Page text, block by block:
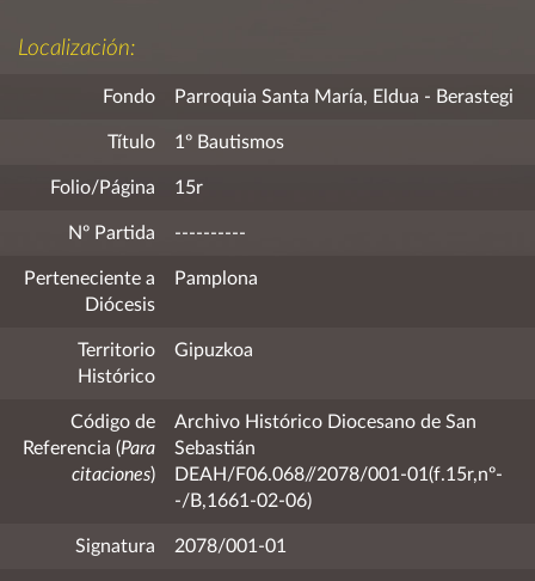
Localización:
Fondo Parroquia Santa María, Eldua - Berastegi
Título 1º Bautismos
Folio/Página 15r
Nº Partida ----------
Perteneciente a
Diócesis
Pamplona
Territorio
Histórico
Gipuzkoa
Código de
Referencia (Para
citaciones)
Archivo Histórico Diocesano de San
Sebastián
DEAH/F06.068//2078/001-01(f.15r,nº-
-/B,1661-02-06)
Signatura 2078/001-01